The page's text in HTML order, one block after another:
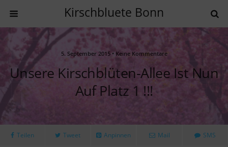
Kirschbluete Bonn
5. September 2015 • Keine Kommentare
Unsere Kirschblüten-Allee Ist Nun
Auf Platz 1 !!!
Teilen Tweet Anpinnen Mail SMS